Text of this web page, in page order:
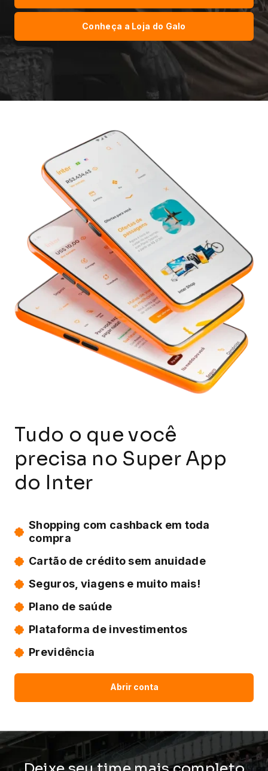
Isto não é patrocinado, apoiado ouConheça a Loja do Galo
Tudo o que você
precisa no Super App
do Inter
Shopping com cashback em toda
compra
Cartão de crédito sem anuidade
Seguros, viagens e muito mais!
Plano de saúde
Plataforma de investimentos
Previdência
Abrir conta